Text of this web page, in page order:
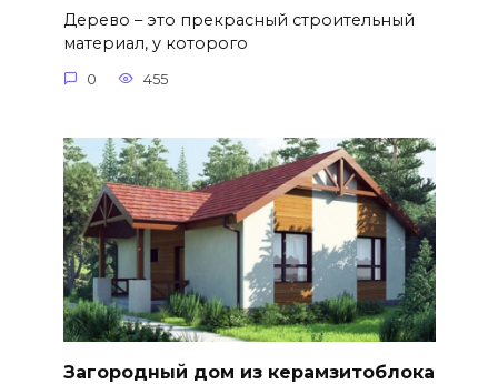
Дерево – это прекрасный строительный
материал, у которого
0 455
Загородный дом из керамзитоблока